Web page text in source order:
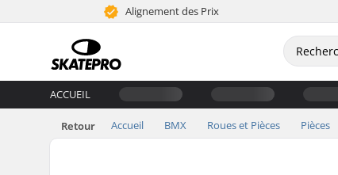
Alignement des Prix
ACCUEIL
Retour Accueil BMX Roues et Pièces Pièces